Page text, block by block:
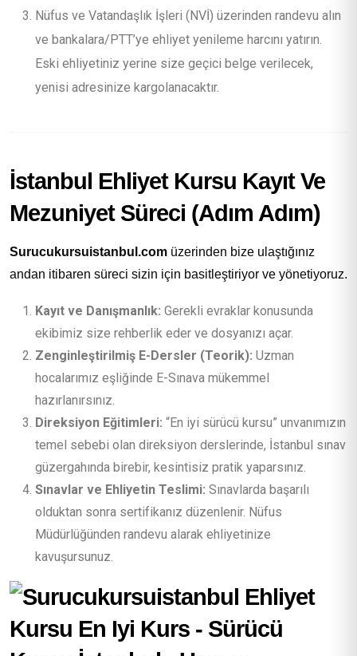
Nüfus ve Vatandaşlık İşleri (NVİ) üzerinden randevu alın
ve bankalara/PTT’ye ehliyet yenileme harcını yatırın.
Eski ehliyetiniz yerine size geçici belge verilecek,
yenisi adresinize kargolanacaktır.
İstanbul Ehliyet Kursu Kayıt Ve
Mezuniyet Süreci (Adım Adım)
Surucukursuistanbul.com üzerinden bize ulaştığınız
andan itibaren süreci sizin için basitleştiriyor ve yönetiyoruz.
Kayıt ve Danışmanlık: Gerekli evraklar konusunda
ekibimiz size rehberlik eder ve dosyanızı açar.
Zenginleştirilmiş E-Dersler (Teorik): Uzman
hocalarımız eşliğinde E-Sınava mükemmel
hazırlanırsınız.
Direksiyon Eğitimleri: “En iyi sürücü kursu” unvanımızın
temel sebebi olan direksiyon derslerinde, İstanbul sınav
güzergahında birebir, kesintisiz pratik yaparsınız.
Sınavlar ve Ehliyetin Teslimi: Sınavlarda başarılı
olduktan sonra sertifikanız düzenlenir. Nüfus
Müdürlüğünden randevu alarak ehliyetinize
kavuşursunuz.